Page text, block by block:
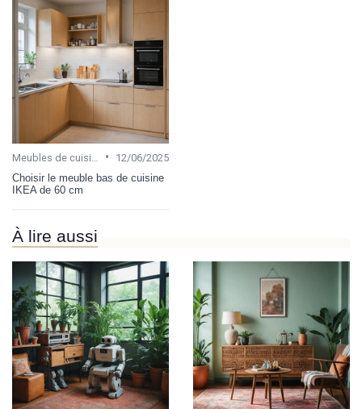
•
12/06/2025
Choisir le meuble bas de cuisine
IKEA de 60 cm
À lire aussi